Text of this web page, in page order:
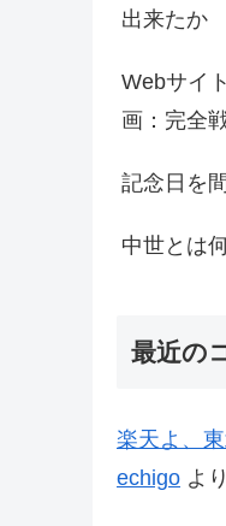
出来たか
Webサイ
画：完全
記念日を
中世とは
最近の
楽天よ、
echigo より